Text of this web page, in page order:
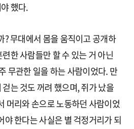
했다.
? 무대에서 몸을 움직이고 공개하
한 사람들만 할 수 있는 거 아닌
무관한 일을 하는 사람이었다. 만
는 것도 꺼려 했으며, 쥐가 났을
머리와 손으로 노동하던 사람이었
야 한다는 사실은 별 걱정거리가 되